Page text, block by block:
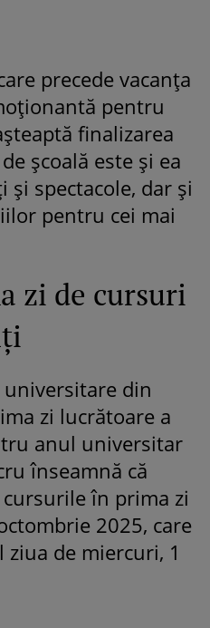
precede vacanța
pentru
finalizarea
școală este și ea
și spectacole, dar și
pentru cei mai
zi de cursuri
din
zi lucrătoare a
anul universitar
înseamnă că
în prima zi
2025, care
de miercuri, 1